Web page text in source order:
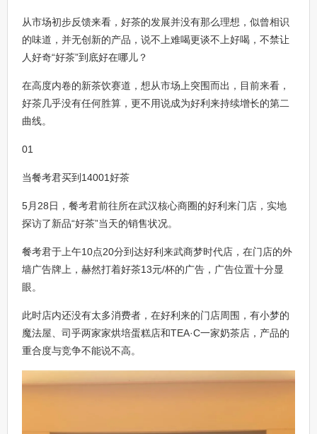
从市场初步反馈来看，好茶的发展并没有那么理想，似曾相识
的味道，并无创新的产品，说不上难喝更谈不上好喝，不禁让
人好奇“好茶”到底好在哪儿？
在高度内卷的新茶饮赛道，想从市场上突围而出，目前来看，
好茶几乎没有任何胜算，更不用说成为好利来持续增长的第二
曲线。
01
当餐考君买到14001好茶
5月28日，餐考君前往所在武汉核心商圈的好利来门店，实地
探访了新品“好茶”当天的销售状况。
餐考君于上午10点20分到达好利来武商梦时代店，在门店的外
墙广告牌上，赫然打着好茶13元/杯的广告，广告位置十分显
眼。
此时店内还没有太多消费者，在好利来的门店周围，有小梦的
魔法屋、司乎两家家烘培蛋糕店和TEA·C一家奶茶店，产品的
重合度与竞争不能说不高。